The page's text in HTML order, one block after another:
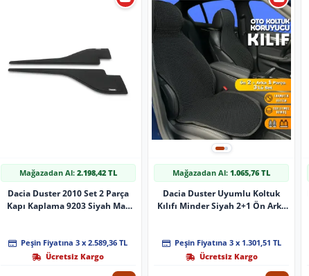
Mağazadan Al: 2.198,42 TL
Dacia Duster 2010 Set 2 Parça
Kapı Kaplama 9203 Siyah Mat
Peşin Fiyatına 3 x 2.589,36 TL
Ücretsiz Kargo
Mağazadan Al:1.065,76 TL
Dacia Duster Uyumlu Koltuk
Kılıfı Minder Siyah 2+1 Ön Arka
Peşin Fiyatına 3 x 1.301,51 TL
Ücretsiz Kargo